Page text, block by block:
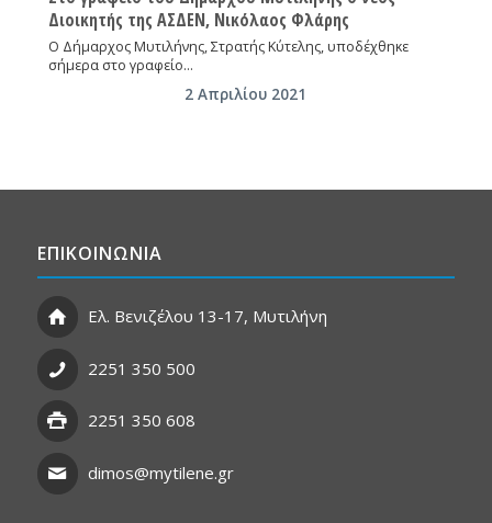
Διοικητής της ΑΣΔΕΝ, Νικόλαος Φλάρης
Ο Δήμαρχος Μυτιλήνης, Στρατής Κύτελης, υποδέχθηκε
σήμερα στο γραφείο…
2 Απριλίου 2021
ΕΠΙΚΟΙΝΩΝΙΑ
Ελ. Βενιζέλου 13-17, Μυτιλήνη
2251 350 500
2251 350 608
dimos@mytilene.gr